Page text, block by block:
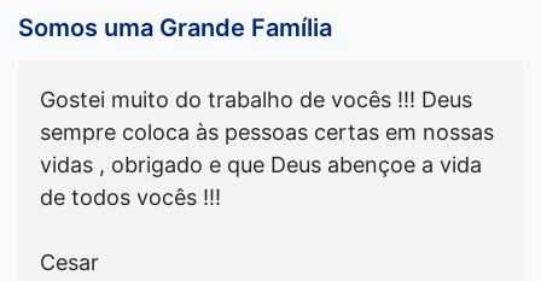
Somos uma Grande Família
Gostei muito do trabalho de vocês !!! Deus
sempre coloca às pessoas certas em nossas
vidas , obrigado e que Deus abençoe a vida
de todos vocês !!!
Cesar